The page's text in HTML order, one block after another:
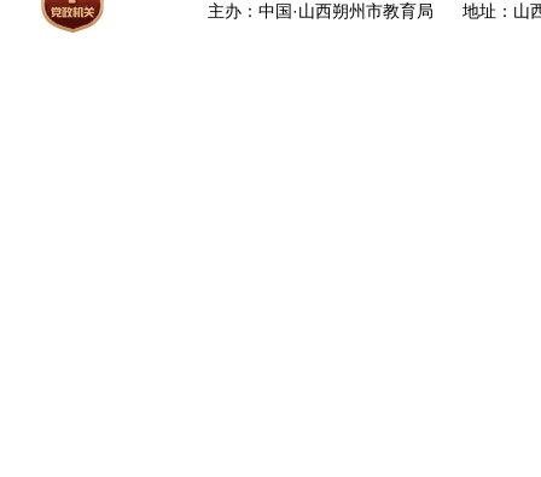
主办：中国·山西朔州市教育局 地址：